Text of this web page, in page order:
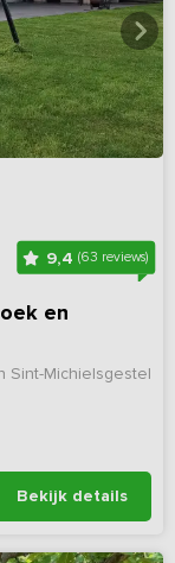
9,4 (63 reviews)
en
Sint-Michielsgestel
Bekijk details